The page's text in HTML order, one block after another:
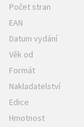
Počet stran
EAN
Datum vydání
Věk od
Formát
Nakladatelství
Edice
Hmotnost